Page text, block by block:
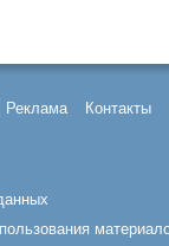
Реклама Контакты